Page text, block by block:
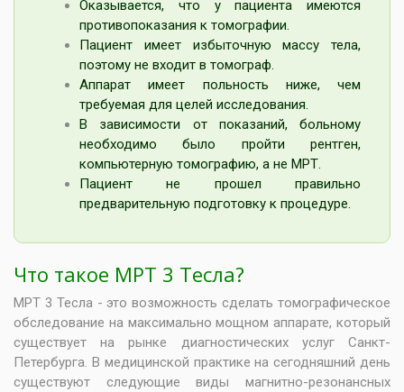
Оказывается, что у пациента имеются
противопоказания к томографии.
Пациент имеет избыточную массу тела,
поэтому не входит в томограф.
Аппарат имеет польность ниже, чем
требуемая для целей исследования.
В зависимости от показаний, больному
необходимо было пройти рентген,
компьютерную томографию, а не МРТ.
Пациент не прошел правильно
предварительную подготовку к процедуре.
Что такое МРТ 3 Тесла?
МРТ 3 Тесла - это возможность сделать томографическое
обследование на максимально мощном аппарате, который
существует на рынке диагностических услуг Санкт-
Петербурга. В медицинской практике на сегодняшний день
существуют следующие виды магнитно-резонансных